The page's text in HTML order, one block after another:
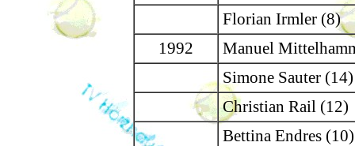
Florian Irmler (8)
1992
Manuel
Simone Sauter (14)
Christian Rail (12)
Bettina Endres (10)